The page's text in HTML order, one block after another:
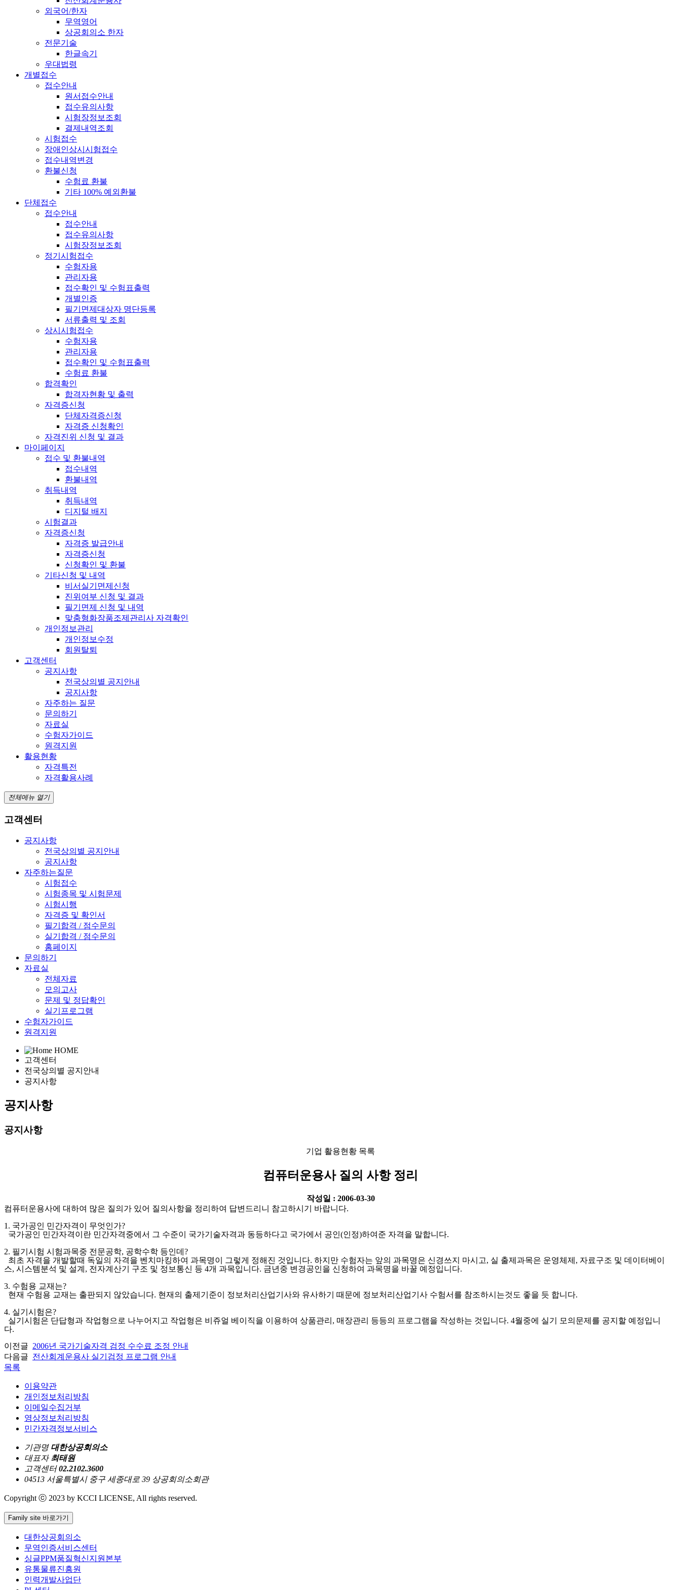
외국어/한자
무역영어
상공회의소 한자
전문기술
한글속기
우대법령
개별접수
접수안내
원서접수안내
접수유의사항
시험장정보조회
결제내역조회
시험접수
장애인상시시험접수
접수내역변경
환불신청
수험료 환불
기타 100% 예외환불
단체접수
접수안내
접수안내
접수유의사항
시험장정보조회
정기시험접수
수험자용
관리자용
접수확인 및 수험표출력
개별인증
필기면제대상자 명단등록
서류출력 및 조회
상시시험접수
수험자용
관리자용
접수확인 및 수험표출력
수험료 환불
합격확인
합격자현황 및 출력
자격증신청
단체자격증신청
자격증 신청확인
자격진위 신청 및 결과
마이페이지
접수 및 환불내역
접수내역
환불내역
취득내역
취득내역
디지털 배지
시험결과
자격증신청
자격증 발급안내
자격증신청
신청확인 및 환불
기타신청 및 내역
비서실기면제신청
진위여부 신청 및 결과
필기면제 신청 및 내역
맞춤형화장품조제관리사 자격확인
개인정보관리
개인정보수정
회원탈퇴
고객센터
공지사항
전국상의별 공지안내
공지사항
자주하는 질문
문의하기
자료실
수험자가이드
원격지원
활용현황
자격특전
자격활용사례
전체메뉴 열기
고객센터
공지사항
전국상의별 공지안내
공지사항
자주하는질문
시험접수
시험종목 및 시험문제
시험시행
자격증 및 확인서
필기합격 / 점수문의
실기합격 / 점수문의
홈페이지
문의하기
자료실
전체자료
모의고사
문제 및 정답확인
실기프로그램
수험자가이드
원격지원
HOME
고객센터
전국상의별 공지안내
공지사항
공지사항
공지사항
기업 활용현황 목록
컴퓨터운용사 질의 사항 정리
작성일 : 2006-03-30
컴퓨터운용사에 대하여 많은 질의가 있어 질의사항을 정리하여 답변드리니 참고하시기 바랍니다.
1. 국가공인 민간자격이 무엇인가?
국가공인 민간자격이란 민간자격중에서 그 수준이 국가기술자격과 동등하다고 국가에서 공인(인정)하여준 자격을 말합니다.
2. 필기시험 시험과목중 전문공학, 공학수학 등인데?
최초 자격을 개발할때 독일의 자격을 벤치마킹하여 과목명이 그렇게 정해진 것입니다. 하지만 수험자는 앞의 과목명은 신경쓰지 마시고, 실 출제과목은 운영체제, 자료구조 및 데이터베이
스, 시스템분석 및 설계, 전자계산기 구조 및 정보통신 등 4개 과목입니다. 금년중 변경공인을 신청하여 과목명을 바꿀 예정입니다.
3. 수험용 교재는?
현재 수험용 교재는 출판되지 않았습니다. 현재의 출제기준이 정보처리산업기사와 유사하기 때문에 정보처리산업기사 수험서를 참조하시는것도 좋을 듯 합니다.
4. 실기시험은?
실기시험은 단답형과 작업형으로 나누어지고 작업형은 비쥬얼 베이직을 이용하여 상품관리, 매장관리 등등의 프로그램을 작성하는 것입니다. 4월중에 실기 모의문제를 공지할 예정입니
다.
이전글 2006년 국가기술자격 검정 수수료 조정 안내
다음글 전산회계운용사 실기검정 프로그램 안내
목록
이용약관
개인정보처리방침
이메일수집거부
영상정보처리방침
민간자격정보서비스
기관명 대한상공회의소
대표자 최태원
고객센터 02.2102.3600
04513 서울특별시 중구 세종대로 39 상공회의소회관
Copyright ⓒ 2023 by KCCI LICENSE, All rights reserved.
Family site 바로가기
대한상공회의소
무역인증서비스센터
싱글PPM품질혁신지원본부
유통물류진흥원
인력개발사업단